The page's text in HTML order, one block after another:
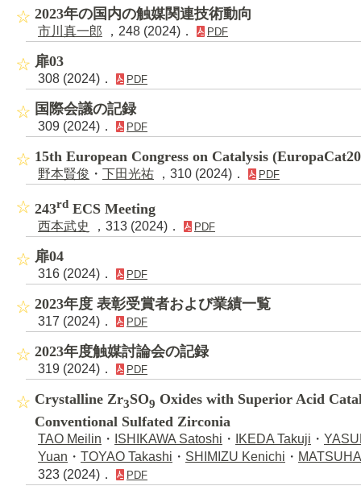
2023年の国内の触媒関連技術動向
市川真一郎 ，248 (2024)． PDF
扉03
308 (2024)． PDF
国際会議の記録
309 (2024)． PDF
15th European Congress on Catalysis
野本賢俊 ・ 下田光祐 ，310 (2024)． PDF
243rd ECS Meeting
西本武史 ，313 (2024)． PDF
扉04
316 (2024)． PDF
2023年度 表彰受賞者および業績一覧
317 (2024)． PDF
2023年度触媒討論会の記録
319 (2024)． PDF
Crystalline Zr3SO9 Oxides with Superior Acid
Conventional Sulfated Zirconia
TAO Meilin ・ ISHIKAWA Satoshi ・ IKEDA Takuji ・
Yuan ・ TOYAO Takashi ・ SHIMIZU Kenichi ・
323 (2024)．
PDF